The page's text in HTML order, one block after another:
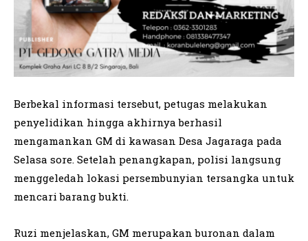
Berbekal informasi tersebut, petugas melakukan
penyelidikan hingga akhirnya berhasil
mengamankan GM di kawasan Desa Jagaraga pada
Selasa sore. Setelah penangkapan, polisi langsung
menggeledah lokasi persembunyian tersangka untuk
mencari barang bukti.
Ruzi menjelaskan, GM merupakan buronan dalam